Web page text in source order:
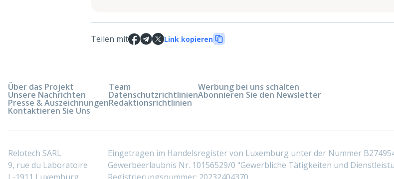
Teilen mit Link kopieren
Über das Projekt
Unsere Nachrichten
Presse & Auszeichnungen
Kontaktieren Sie Uns
Team
Datenschutzrichtlinien
Redaktionsrichtlinien
Werbung bei uns schalten
Abonnieren Sie den Newsletter
Relotech SARL
9, rue du Laboratoire
Eingetragen im Handelsregister von Luxemburg unter der Nummer
Gewerbeerlaubnis Nr. 10156529/0 "Gewerbliche Tätigkeiten und